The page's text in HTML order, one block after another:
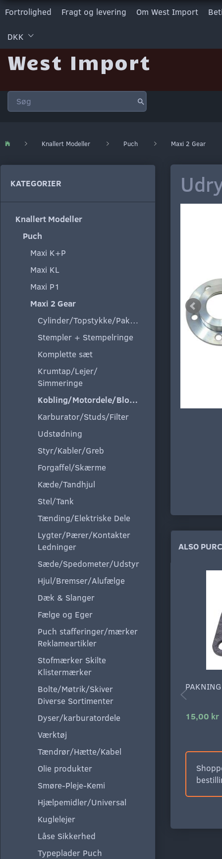
Fortrolighed Fragt og levering Om West Import
DKK
West Import
Knallert Modeller Puch Maxi 2 Gear
KATEGORIER
Knallert Modeller
Puch
Maxi K+P
Maxi KL
Maxi P1
Maxi 2 Gear
Cylinder/Topstykke/Pakning
Stempler + Stempelringe
Komplette sæt
Krumtap/Lejer/
Simmeringe
Kobling/Motordele/Blokke
Karburator/Studs/Filter
Udstødning
Styr/Kabler/Greb
Forgaffel/Skærme
Kæde/Tandhjul
Stel/Tank
Tænding/Elektriske Dele
Lygter/Pærer/Kontakter
Ledninger
Sæde/Spedometer/Udstyr
Hjul/Bremser/Alufælge
Dæk & Slanger
Fælge og Eger
Puch stafferinger/mærker
Reklameartikler
Stofmærker Skilte
Klistermærker
Bolte/Møtrik/Skiver
Diverse Sortimenter
Dyser/karburatordele
Værktøj
Tændrør/Hætte/Kabel
Olie produkter
Smøre-Pleje-Kemi
Hjælpemidler/Universal
Kuglelejer
Låse Sikkerhed
Typeplader Puch
ALSO
15,00 kr